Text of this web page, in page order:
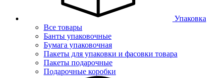
Упаковка
Все товары
Банты упаковочные
Бумага упаковочная
Пакеты для упаковки и фасовки товара
Пакеты подарочные
Подарочные коробки